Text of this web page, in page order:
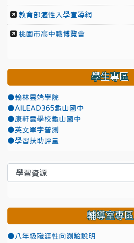
教育部適性入學宣導網
桃園市高中職博覽會
學生專區
●翰林雲端學院
●AILEAD365龜山國中
●康軒雲學校龜山國中
●英文單字普測
●學習扶助評量
輔導室專區
●八年級職涯性向測驗說明